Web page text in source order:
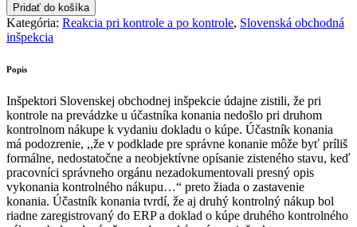
Pridať do košíka
Kategória: Reakcia pri kontrole a po kontrole, Slovenská obchodná
inšpekcia
Popis
Inšpektori Slovenskej obchodnej inšpekcie údajne zistili, že pri
kontrole na prevádzke u účastníka konania nedošlo pri druhom
kontrolnom nákupe k vydaniu dokladu o kúpe. Účastník konania
má podozrenie, ,,že v podklade pre správne konanie môže byť príliš
formálne, nedostatočne a neobjektívne opísanie zisteného stavu, keď
pracovníci správneho orgánu nezadokumentovali presný opis
vykonania kontrolného nákupu…“ preto žiada o zastavenie
konania. Účastník konania tvrdí, že aj druhý kontrolný nákup bol
riadne zaregistrovaný do ERP a doklad o kúpe druhého kontrolného